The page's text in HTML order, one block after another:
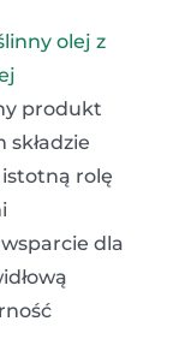
olej z
produkt
składzie
istotną rolę
dla